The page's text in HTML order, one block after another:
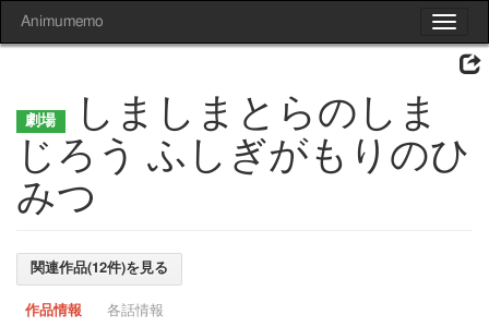
Toggle
Animumemo
しましまとらのしま
じろう ふしぎがもりのひ
みつ
関連作品(12件)を見る
作品情報 各話情報